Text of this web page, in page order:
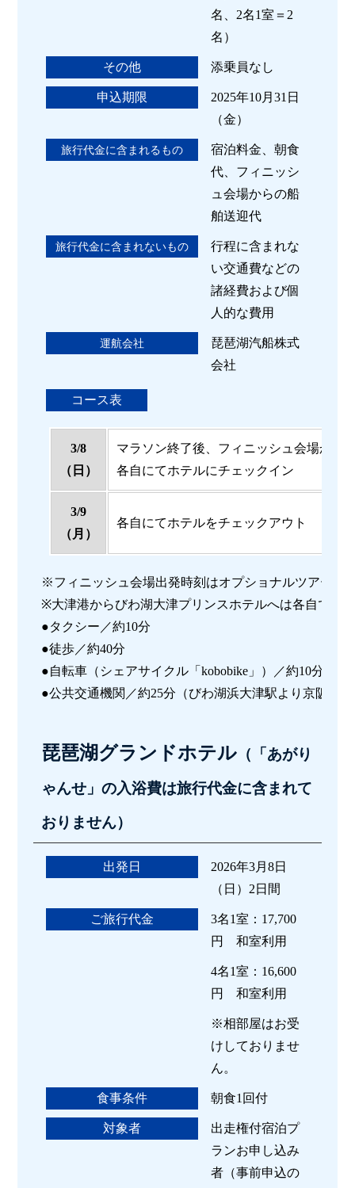
名、2名1室＝2
名）
その他 添乗員なし
申込期限
2025年10月31日
（金）
旅行代金に含まれるもの
宿泊料金、朝食
代、フィニッシ
ュ会場からの船
舶送迎代
旅行代金に含まれないもの
行程に含まれな
い交通費などの
諸経費および個
人的な費用
運航会社
琵琶湖汽船株式
会社
コース表
3/8
（日）
マラソン終了後、フィニッシュ会場から
各自にてホテルにチェックイン
3/9
（月）
各自にてホテルをチェックアウト
※フィニッシュ会場出発時刻はオプショナルツアー2
※大津港からびわ湖大津プリンスホテルへは各自でご
●タクシー／約10分
●徒歩／約40分
●自転車（シェアサイクル「kobobike」）／約10分
●公共交通機関／約25分（びわ湖浜大津駅より京阪電
琵琶湖グランドホテル （「あがり
ゃんせ」の入浴費は旅行代金に含まれて
おりません）
出発日
2026年3月8日
（日）2日間
ご旅行代金
3名1室：17,700
円 和室利用
4名1室：16,600
円 和室利用
※相部屋はお受
けしておりませ
ん。
食事条件 朝食1回付
対象者
出走権付宿泊プ
ランお申し込み
者（事前申込の